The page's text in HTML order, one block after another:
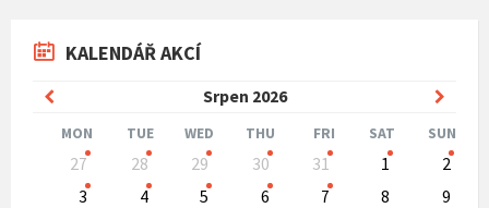
KALENDÁŘ AKCÍ
Srpen 2026
Previous
Month
MON TUE WED THU FRI SAT SUN
calendar
27 28 29 30 31 1
2
3
4 5 6 7 8
9